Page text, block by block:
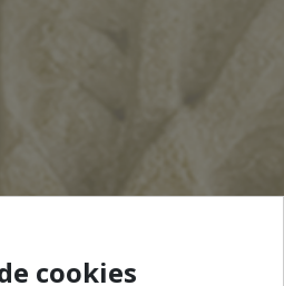
nossa app:
cookies